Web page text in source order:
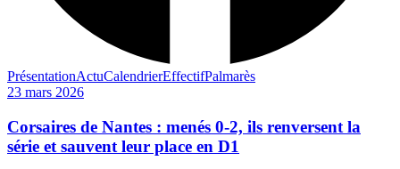
PrésentationActuCalendrierEffectifPalmarès
23 mars 2026
Corsaires de Nantes : menés 0-2, ils renversent la
série et sauvent leur place en D1